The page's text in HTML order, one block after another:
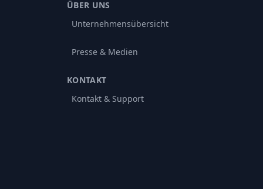
ÜBER UNS
Unternehmensübersicht
Presse & Medien
KONTAKT
Kontakt & Support